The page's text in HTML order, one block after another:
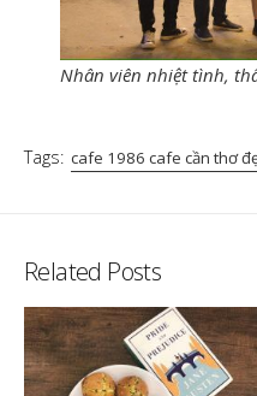
Nhân viên nhiệt tình,
Tags: cafe 1986 cafe cần thơ
Related Posts